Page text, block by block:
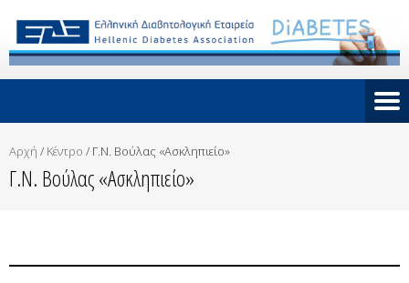
Αρχή / Κέντρο / Γ.Ν. Βούλας «Ασκληπιείο»
Γ.Ν. Βούλας «Ασκληπιείο»